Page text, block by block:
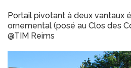
Portail pivotant à deux vantaux
ornemental (posé au Clos des
@TIM Reims